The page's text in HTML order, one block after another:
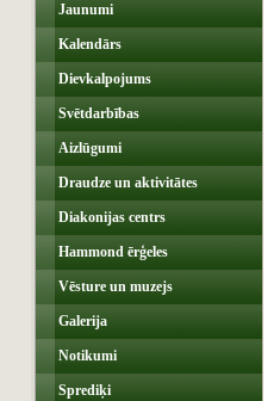
Jaunumi
Kalendārs
Dievkalpojums
Svētdarbības
Aizlūgumi
Draudze un aktivitātes
Diakonijas centrs
Hammond ērģeles
Vēsture un muzejs
Galerija
Notikumi
Sprediķi